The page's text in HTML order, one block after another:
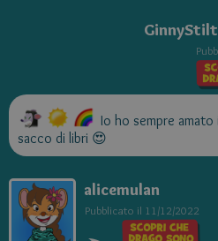
Io ho sempre
sacco di libri 😍
alicemulan
Pubblicato il 11/12/2022